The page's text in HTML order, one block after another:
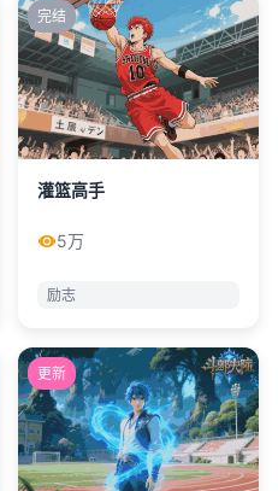
完结
灌篮高手
5万
励志
更新